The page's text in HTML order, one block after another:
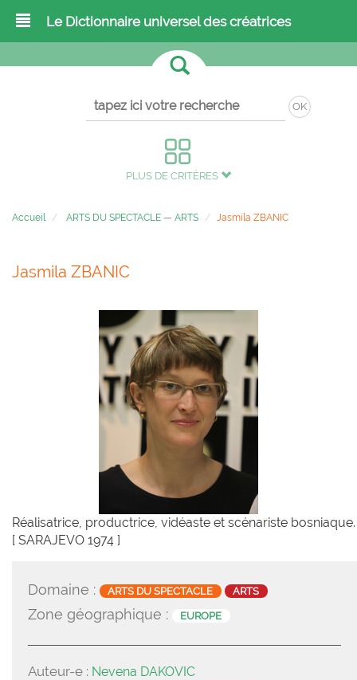
Le Dictionnaire universel des créatrices
OK
PLUS DE CRITÈRES
Accueil ARTS DU SPECTACLE — ARTS Jasmila ZBANIC
Jasmila ZBANIC
Réalisatrice, productrice, vidéaste et scénariste bosniaque.
[ SARAJEVO 1974 ]
Domaine : ARTS DU SPECTACLE ARTS
Zone géographique : EUROPE
Auteur-e : Nevena DAKOVIC